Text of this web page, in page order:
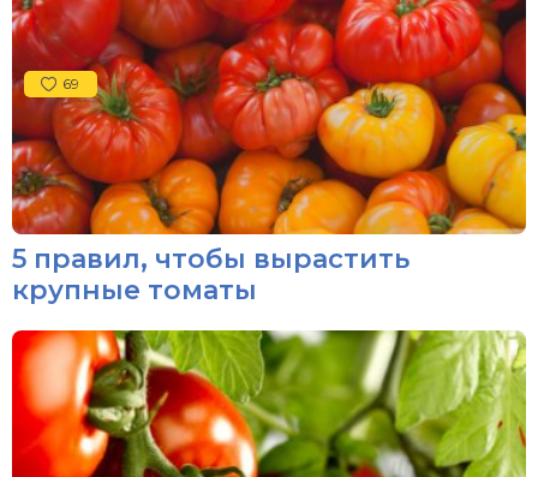
69
5 правил, чтобы вырастить
крупные томаты